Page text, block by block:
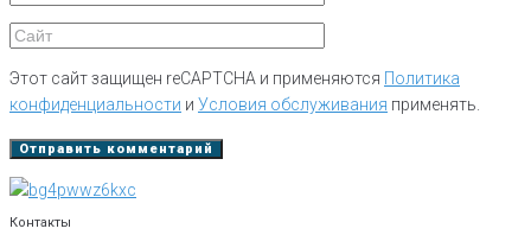
Этот сайт защищен reCAPTCHA и применяются Политика
конфиденциальности и Условия обслуживания применять.
Контакты